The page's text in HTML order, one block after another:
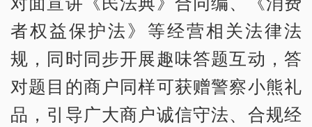
者权益保护法》等经营相关法律法
规，同时同步开展趣味答题互动，答
对题目的商户同样可获赠警察小熊礼
品，引导广大商户诚信守法、合规经